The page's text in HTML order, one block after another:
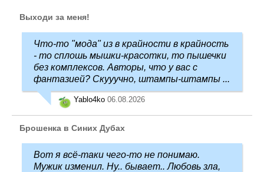
Выходи за меня!
Что-то "мода" из в крайности в крайность
- то сплошь мышки-красотки, то пышечки
без комплексов. Авторы, что у вас с
фантазией? Скууучно, штампы-штампы ...
Yablo4ko 06.08.2026
Брошенка в Синих Дубах
Вот я всё-таки чего-то не понимаю.
Мужик изменил. Ну.. бывает.. Любовь зла,